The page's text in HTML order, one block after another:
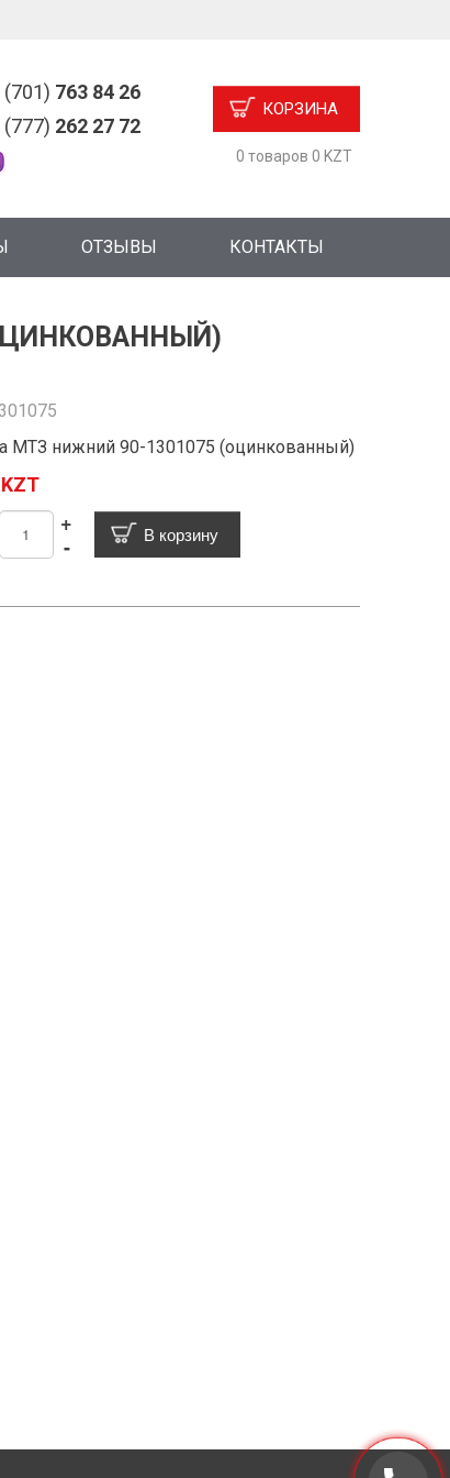
(701) 763 84 26
(777) 262 27 72
КОРЗИНА
0 товаров 0 KZT
ОТЗЫВЫ КОНТАКТЫ
МТЗ нижний 90-1301075 (оцинкованный)
-
+